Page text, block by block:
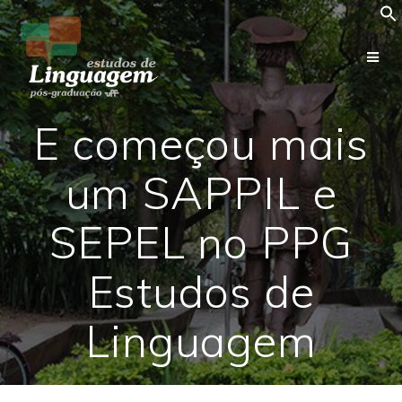
Skip
content
E começou mais
um SAPPIL e
SEPEL no PPG
Estudos de
Linguagem